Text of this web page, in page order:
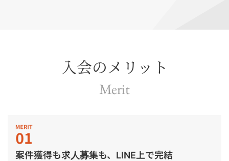
入会のメリット
Merit
案件獲得も求人募集も、LINE上で完結